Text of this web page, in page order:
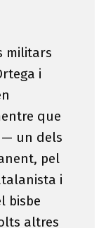
militars
i
que
— un dels
pel
i
bisbe
altres